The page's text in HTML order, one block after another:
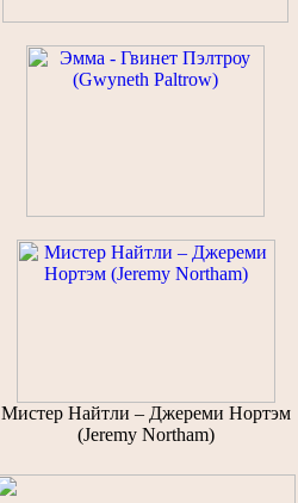
Мистер Найтли – Джереми Нортэм
(Jeremy Northam)